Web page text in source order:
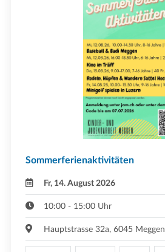
Sommerferienaktivitäten
Fr, 14. August 2026
10:00 - 15:00 Uhr
Hauptstrasse 32a, 6045 Meggen